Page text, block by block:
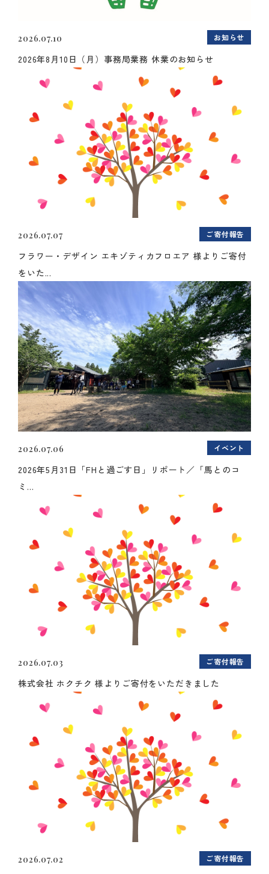
2026.07.10 お知らせ
2026年8月10日（月）事務局業務 休業のお知らせ
2026.07.07 ご寄付報告
フラワー・デザイン エキゾティカフロエア 様よりご寄付
をいた...
2026.07.06 イベント
2026年5月31日「FHと過ごす日」リポート／「馬とのコ
ミ...
2026.07.03 ご寄付報告
株式会社 ホクチク 様よりご寄付をいただきました
2026.07.02 ご寄付報告